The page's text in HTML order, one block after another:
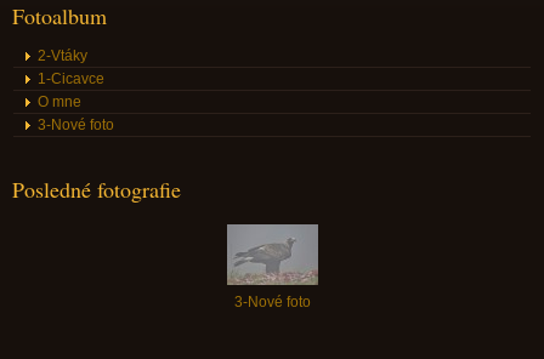
Fotoalbum
2-Vtáky
1-Cicavce
O mne
3-Nové foto
Posledné fotografie
3-Nové foto